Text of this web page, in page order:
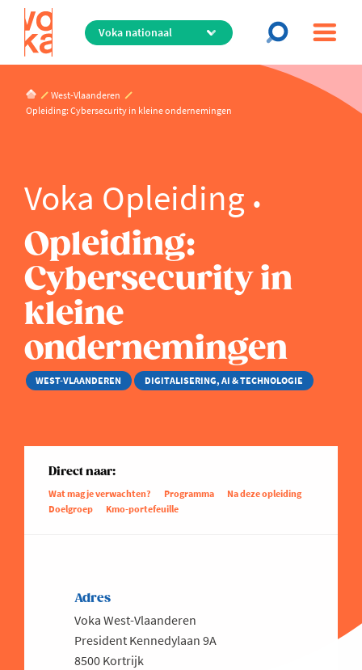
Overslaan
de
inhoud
gaan
West-Vlaanderen
Opleiding: Cybersecurity in kleine ondernemingen
Voka Opleiding
Opleiding:
Cybersecurity in
kleine
ondernemingen
WEST-VLAANDEREN DIGITALISERING, AI & TECHNOLOGIE
Direct naar:
Wat mag je verwachten? Programma
Na deze opleiding
Doelgroep
Kmo-portefeuille
Adres
Voka West-Vlaanderen
President Kennedylaan 9A
8500 Kortrijk